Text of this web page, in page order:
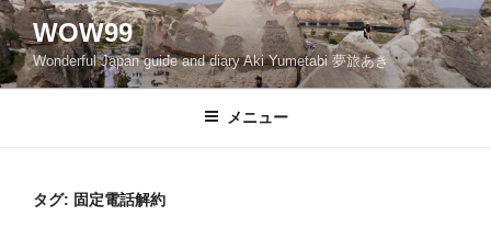
コ
ン
テ
ン
WOW99
Wonderful Japan guide and diary Aki Yumetabi 夢旅あき
メニュー
タグ: 固定電話解約